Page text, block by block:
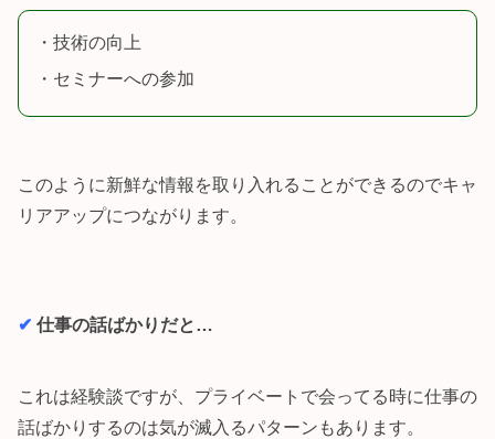
・技術の向上
・セミナーへの参加
このように新鮮な情報を取り入れることができるのでキャ
リアアップにつながります。
✔︎ 仕事の話ばかりだと…
これは経験談ですが、プライベートで会ってる時に仕事の
話ばかりするのは気が滅入るパターンもあります。